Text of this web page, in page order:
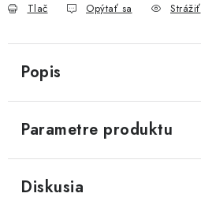
Tlač Opýtať sa Strážiť
Popis
Parametre produktu
Diskusia